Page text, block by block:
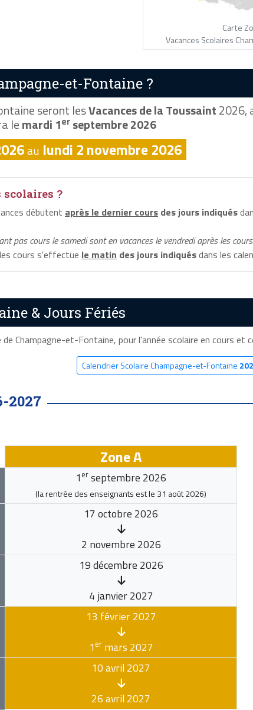
Carte
Vacances Scolaires
et-Fontaine ?
seront lesVacances de la Toussaint2026,
lemardi 1er septembre 2026
au lundi 2 novembre 2026
?
débutent après le dernier cours des jours indiqués
pas cours le samedi sont en vacances le vendredi après les
cours s'effectue le matin des jours indiquésdans les
& Jours Fériés
Champagne-et-Fontaine, pour l'année scolaire en cours et
Calendrier Scolaire Champagne-et-Fontaine
2027
Zone A
1 er septembre 2026
(la rentrée des enseignants est le 31 août 2026)
17 octobre 2026
2 novembre 2026
19 décembre 2026
4 janvier 2027
13 février 2027
1ermars 2027
10 avril 2027
26 avril 2027